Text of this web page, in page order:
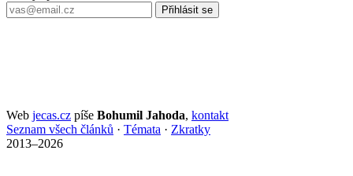
Přihlásit se
Web jecas.cz píše Bohumil Jahoda, kontakt
Seznam všech článků · Témata · Zkratky
2013–2026